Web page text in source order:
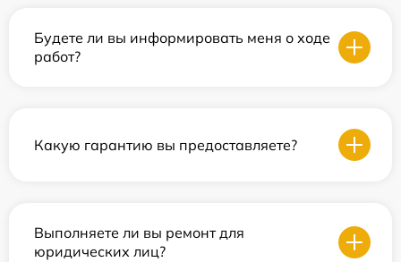
Будете ли вы информировать меня о ходе
работ?
Какую гарантию вы предоставляете?
Выполняете ли вы ремонт для
юридических лиц?